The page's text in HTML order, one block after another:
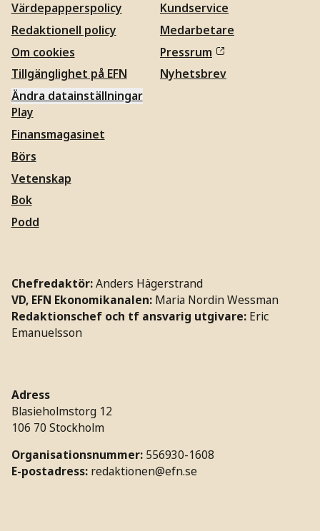
Värdepapperspolicy
Redaktionell policy
Om cookies
Tillgänglighet på EFN
Ändra datainställningar
Kundservice
Medarbetare
Pressrum
Nyhetsbrev
Play
Finansmagasinet
Börs
Vetenskap
Bok
Podd
Chefredaktör:Anders Hägerstrand
VD, EFN Ekonomikanalen: Maria Nordin Wessman
Redaktionschef och tf ansvarig utgivare: Eric
Emanuelsson
Adress
Blasieholmstorg 12
106 70 Stockholm
Organisationsnummer: 556930-1608
E-postadress: redaktionen@efn.se